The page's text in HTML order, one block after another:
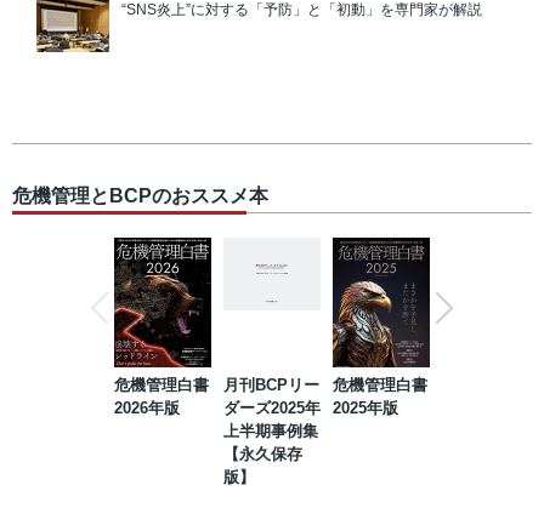
“SNS炎上”に対する「予防」と「初動」を専門家が解説
危機管理とBCPのおススメ本
危機管理白書
2026年版
月刊BCPリー
ダーズ2025年
上半期事例集
【永久保存
版】
危機管理白書
2025年版